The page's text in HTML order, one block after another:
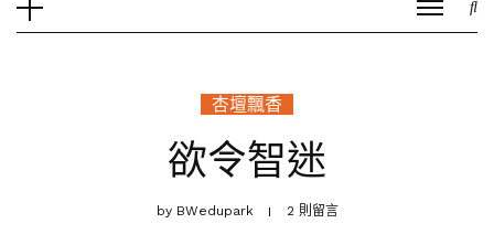
杏壇飄香
欲令智迷
byBWedupark 2 則留言